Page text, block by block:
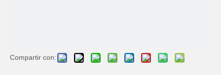
Compartir con: